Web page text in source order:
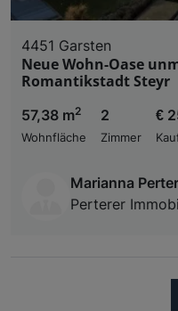
4451 Garsten
Neue Wohn-Oase
Romantikstadt Steyr
57,38 m2
Wohnfläche
2
Zimmer
€
Marianna
Perterer